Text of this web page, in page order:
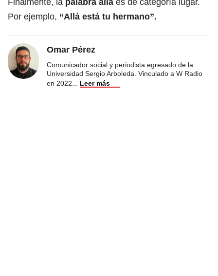
Por ejemplo, “Allá está tu hermano”.
Omar Pérez
Comunicador social y periodista egresado de la
Universidad Sergio Arboleda. Vinculado a W Radio
en 2022
Leer más